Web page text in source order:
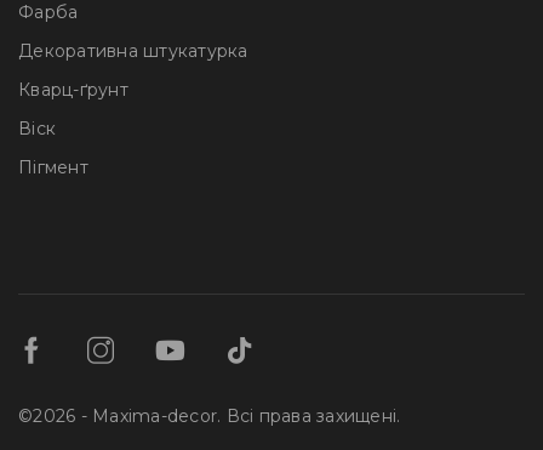
Фарба
Декоративна штукатурка
Кварц-ґрунт
Віск
Пігмент
©2026 - Maxima-decor. Всі права захищені.